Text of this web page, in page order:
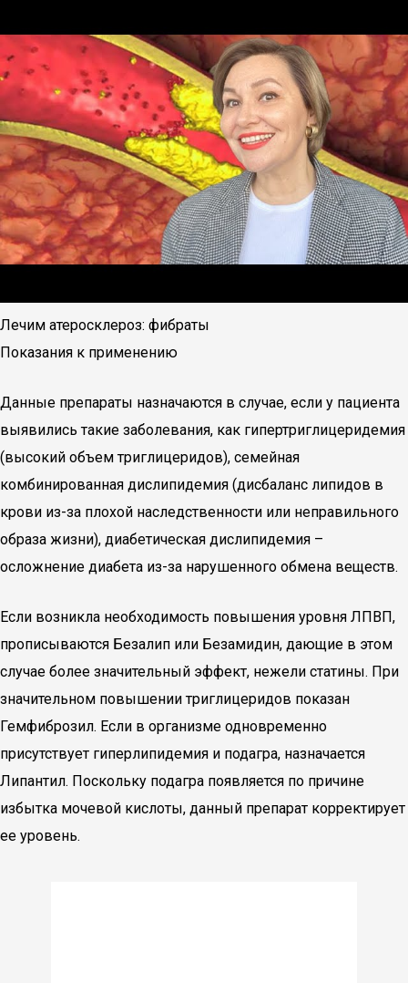
Лечим атеросклероз: фибраты
Показания к применению
Данные препараты назначаются в случае, если у пациента
выявились такие заболевания, как гипертриглицеридемия
(высокий объем триглицеридов), семейная
комбинированная дислипидемия (дисбаланс липидов в
крови из-за плохой наследственности или неправильного
образа жизни), диабетическая дислипидемия –
осложнение диабета из-за нарушенного обмена веществ.
Если возникла необходимость повышения уровня ЛПВП,
прописываются Безалип или Безамидин, дающие в этом
случае более значительный эффект, нежели статины. При
значительном повышении триглицеридов показан
Гемфиброзил. Если в организме одновременно
присутствует гиперлипидемия и подагра, назначается
Липантил. Поскольку подагра появляется по причине
избытка мочевой кислоты, данный препарат корректирует
ее уровень.